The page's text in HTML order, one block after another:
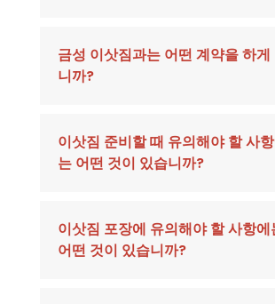
금성 이삿짐과는 어떤 계약을 하게
니까?
이삿짐 준비할 때 유의해야 할 사
는 어떤 것이 있습니까?
이삿짐 포장에 유의해야 할 사항에
어떤 것이 있습니까?